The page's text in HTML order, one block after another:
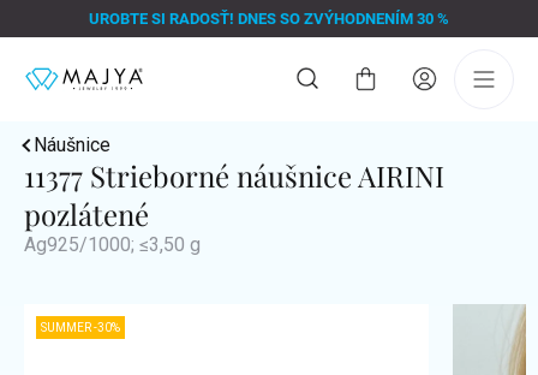
na
UROBTE SI RADOSŤ! DNES SO ZVÝHODNENÍM 30 %
Nákupný
Náušnice
11377 Strieborné náušnice AIRINI
pozlátené
Ag925/1000; ≤3,50 g
SUMMER -30%